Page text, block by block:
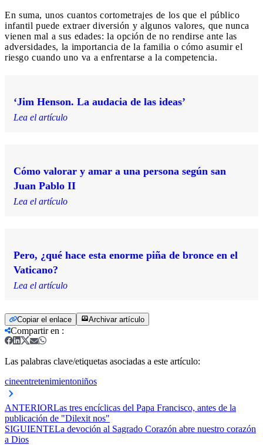
En suma, unos cuantos cortometrajes de los que el público
infantil puede extraer diversión y algunos valores, que nunca
vienen mal a sus edades: la opción de no rendirse ante las
adversidades, la importancia de la familia o cómo asumir el
riesgo cuando uno va a enfrentarse a la competencia.
‘Jim Henson. La audacia de las ideas’
Lea el artículo
Cómo valorar y amar a una persona según san
Juan Pablo II
Lea el artículo
Pero, ¿qué hace esta enorme piña de bronce en el
Vaticano?
Lea el artículo
Copiar el enlace Archivar artículo
Compartir en :
Las palabras clave/etiquetas asociadas a este artículo:
cineentretenimientoniños
ANTERIORLas tres encíclicas del Papa Francisco, antes de la
publicación de "Dilexit nos"
SIGUIENTELa devoción al Sagrado Corazón abre nuestro corazón
a Dios